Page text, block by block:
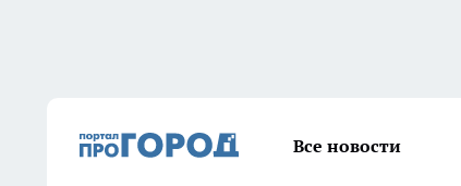
Все новости